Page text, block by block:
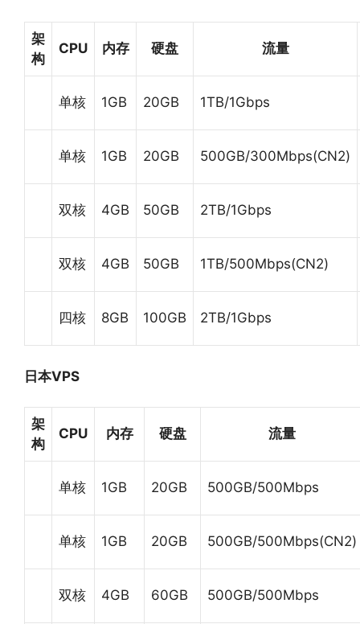
架
构
CPU 内存 硬盘 流量
单核 1GB 20GB 1TB/1Gbps
单核 1GB 20GB 500GB/300Mbps(CN2)
双核 4GB 50GB 2TB/1Gbps
双核 4GB 50GB 1TB/500Mbps(CN2)
四核 8GB 100GB 2TB/1Gbps
日本VPS
架
构
CPU 内存 硬盘 流量
单核 1GB 20GB 500GB/500Mbps
单核 1GB 20GB 500GB/500Mbps(CN2)
双核 4GB 60GB 500GB/500Mbps